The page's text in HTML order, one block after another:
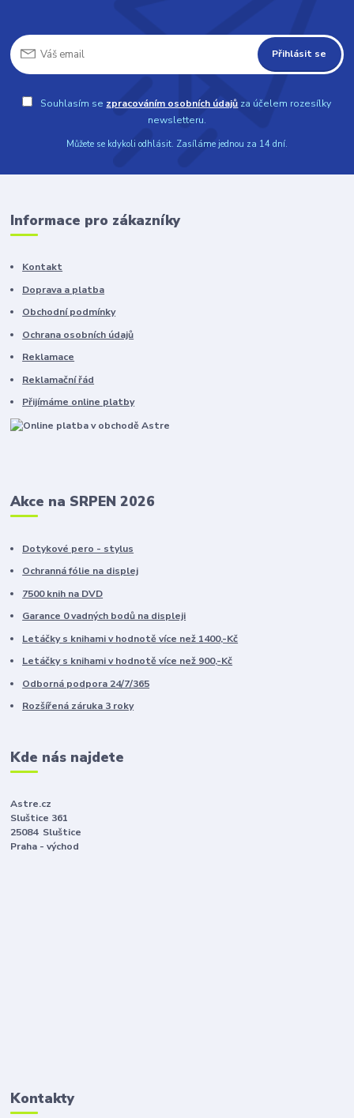
Přihlásit se
Souhlasím se zpracováním osobních údajů za účelem rozesílky
newsletteru.
Můžete se kdykoli odhlásit. Zasíláme jednou za 14 dní.
Informace pro zákazníky
Kontakt
Doprava a platba
Obchodní podmínky
Ochrana osobních údajů
Reklamace
Reklamační řád
Přijímáme online platby
Akce na SRPEN 2026
Dotykové pero - stylus
Ochranná fólie na displej
7500 knih na DVD
Garance 0 vadných bodů na displeji
Letáčky s knihami v hodnotě více než 1400,-Kč
Letáčky s knihami v hodnotě více než 900,-Kč
Odborná podpora 24/7/365
Rozšířená záruka 3 roky
Kde nás najdete
Astre.cz
Sluštice 361
25084 Sluštice
Praha - východ
Kontakty